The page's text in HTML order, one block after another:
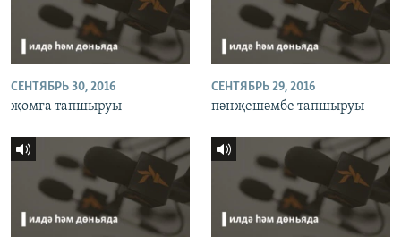
СЕНТЯБРЬ 30, 2016
җомга тапшыруы
СЕНТЯБРЬ 29, 2016
пәнҗешәмбе тапшыруы